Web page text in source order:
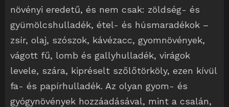
növényi eredetű, és nem csak: zöldség- és
gyümölcshulladék, étel- és húsmaradékok –
zsír, olaj, szószok, kávézacc, gyomnövények,
vágott fű, lomb és gallyhulladék, virágok
levele, szára, kipréselt szőlőtörköly, ezen kívül
fa- és papírhulladék. Az olyan gyom- és
gyógynövények hozzáadásával, mint a csalán,